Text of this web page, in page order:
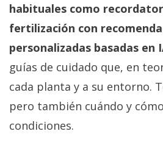
habituales como
fertilización con
personalizadas basadas en
guías de cuidado que, en
cada planta y a su entorno.
pero también cuándo y
condiciones.